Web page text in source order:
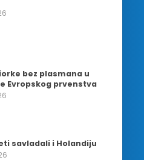
bez plasmana u
Evropskog prvenstva
savladali i Holandiju